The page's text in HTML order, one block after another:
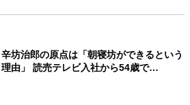
辛坊治郎の原点は「朝寝坊ができるという
理由」 読売テレビ入社から54歳で…